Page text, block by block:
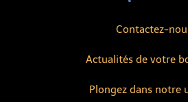
Contactez-
Actualités de votre
Plongez dans notre